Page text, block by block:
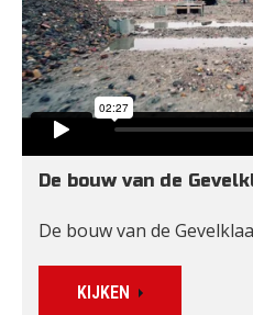
De bouw van de
De bouw van de
KIJKEN